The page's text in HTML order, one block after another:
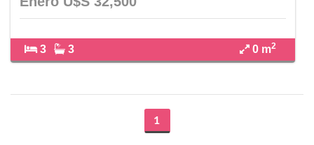
3 3 0 m2
1